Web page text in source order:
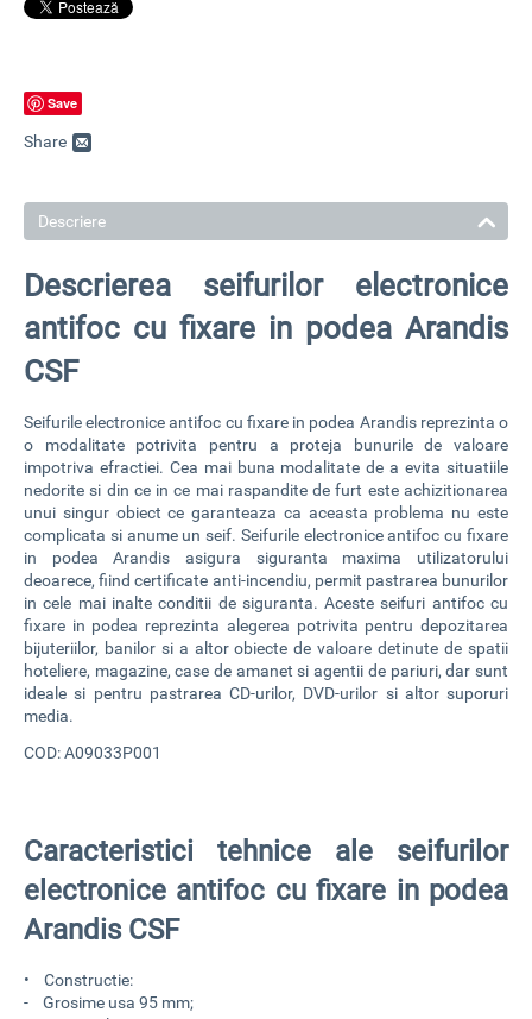
Save
Share
Descriere
Descrierea seifurilor electronice
antifoc cu fixare in podea Arandis
CSF
Seifurile electronice antifoc cu fixare in podea Arandisreprezinta o
o modalitate potrivita pentru a proteja bunurile de valoare
impotriva efractiei. Cea mai buna modalitate de a evita situatiile
nedorite si din ce in ce mai raspandite de furt este achizitionarea
unui singur obiect ce garanteaza ca aceasta problema nu este
complicata si anume un seif. Seifurile electronice antifoc cu fixare
in podea Arandis asigura siguranta maxima utilizatorului
deoarece, fiind certificate anti-incendiu, permit pastrarea bunurilor
in cele mai inalte conditii de siguranta. Aceste seifuri antifoc cu
fixare in podea reprezinta alegerea potrivita pentru depozitarea
bijuteriilor, banilor si a altor obiecte de valoare detinute de spatii
hoteliere, magazine, case de amanet si agentii de pariuri, dar sunt
ideale si pentru pastrarea CD-urilor, DVD-urilor si altor suporuri
media.
COD: A09033P001
Caracteristici tehnice ale seifurilor
electronice antifoc cu fixare in podea
Arandis CSF
• Constructie:
- Grosime usa 95 mm;